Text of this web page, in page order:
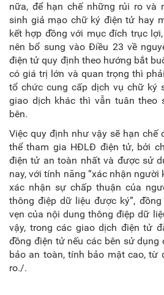
nữa, để hạn chế những rủi ro và
sinh giả mạo chữ ký điện tử hay
kết hợp đồng với mục đích trục
nên bổ sung vào Điều 23 về
điện tử quy định theo hướng bắt
có giá trị lớn và quan trọng thì
tổ chức cung cấp dịch vụ chữ ký
giao dịch khác thì vẫn tuân theo
bên.
Việc quy định như vậy sẽ hạn chế
thể tham gia HĐLĐ điện tử, bởi
điện tử an toàn nhất và được sử
nay, với tính năng “xác nhận
xác nhận sự chấp thuận của
thông điệp dữ liệu được ký”,
vẹn của nội dung thông điệp dữ
vậy, trong các giao dịch điện tử
đồng điện tử nếu các bên sử dụng
bảo an toàn, tính bảo mật cao, từ
ro./.